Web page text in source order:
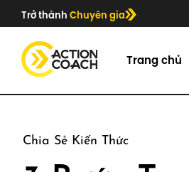
Trở thành Chuyên gia
Trang chủ
Chia Sẻ Kiến Thức